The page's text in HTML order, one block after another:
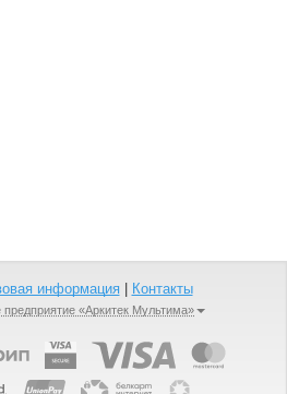
информация| Контакты
предприятие «Аркитек Мультима»